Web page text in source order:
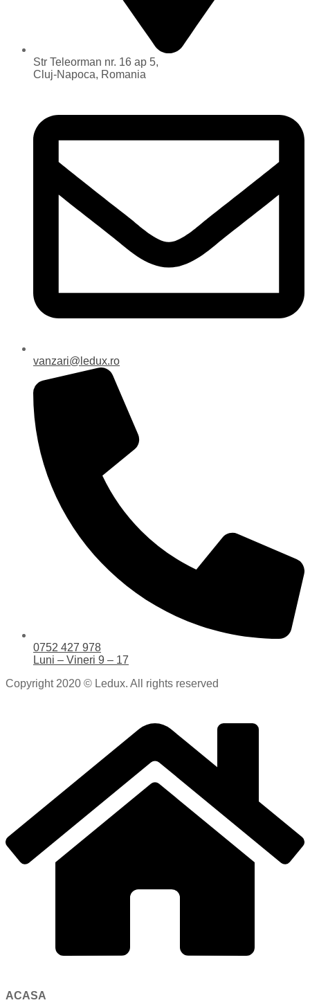
Str Teleorman nr. 16 ap 5,
Cluj-Napoca, Romania
vanzari@ledux.ro
0752 427 978
Luni – Vineri 9 – 17
Copyright 2020 © Ledux. All rights reserved
ACASA